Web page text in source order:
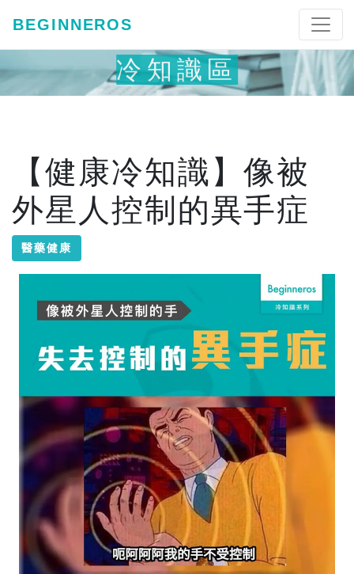
BEGINNEROS
冷知識區
【健康冷知識】像被
外星人控制的異手症
醫藥健康